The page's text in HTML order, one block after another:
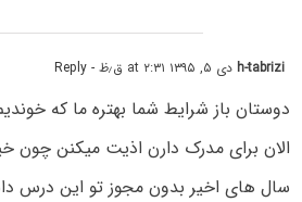
h-tabriziدی ۵, ۱۳۹۵ at ۲:۳۱ ق٫ظ - Reply
دوستان باز شرایط شما بهتره ما که
الان برای مدرک دارن اذیت میکنن چون
سال های اخیر بدون مجوز تو این درس